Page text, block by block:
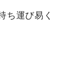
ち運び易く